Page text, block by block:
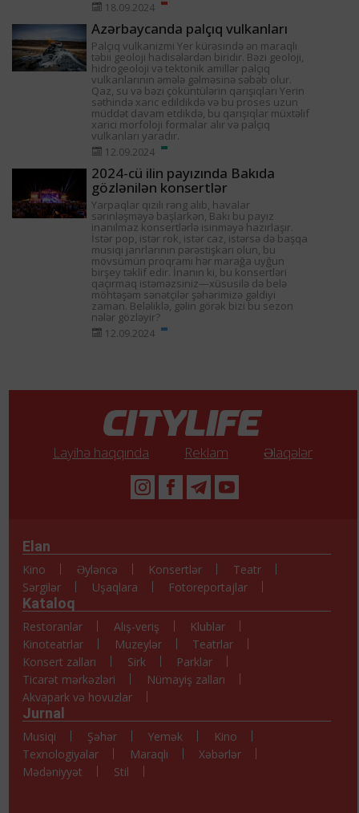
18.09.2024
Azərbaycanda palçıq vulkanları
Palçıq vulkanizmi Yer kürəsində ən maraqlı
təbii geoloji hadisələrdən biridir. Bəzi geoloji,
hidrogeoloji və tektonik amillər palçıq
vulkanlarının əmələ gəlməsinə səbəb olur.
Qaz, su və bəzi çöküntülərin qarışıqları Yerin
səthində xaric edildikdə və bu proses uzun
müddət davam etdikdə, bu qarışıqlar müxtəlif
xarici morfoloji formalar alır və palçıq
vulkanları yaradır.
12.09.2024
2024-cü ilin payızında Bakıda
gözlənilən konsertlər
Yarpaqlar qızılı rəng alıb, havalar
sərinləşməyə başlarkən, Bakı bu payız
inanılmaz konsertlərlə isinməyə hazırlaşır.
İstər pop, istər rok, istər caz, istərsə də başqa
musiqi janrlarının pərəstişkarı olun, bu
mövsümün proqramı hər marağa uyğun
birşey təklif edir. İnanın ki, bu konsertləri
qaçırmaq istəməzsiniz—xüsusilə də belə
möhtəşəm sənətçilər şəhərimizə gəldiyi
zaman. Beləliklə, gəlin görək bizi bu sezon
nələr gözləyir?
12.09.2024
Layihə haqqında Reklam Əlaqələr
Elan
Kino Əyləncə Konsertlər
Teatr
Sərgilər
Uşaqlara Fotoreportajlar
Kataloq
Restoranlar Alış-veriş
Klublar
Kinoteatrlar
Muzeylər
Teatrlar
Konsert zalları
Sirk
Parklar
Ticarət mərkəzləri
Nümayiş zalları
Akvapark və hovuzlar
Jurnal
Musiqi Şəhər Yemək
Kino
Texnologiyalar
Maraqlı
Xəbərlər
Mədəniyyət
Stil